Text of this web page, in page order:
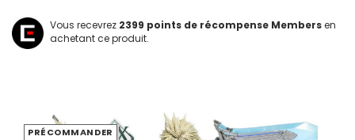
Vous recevrez 2399 points de récompense Membersen
achetant ce produit.
PRÉCOMMANDER